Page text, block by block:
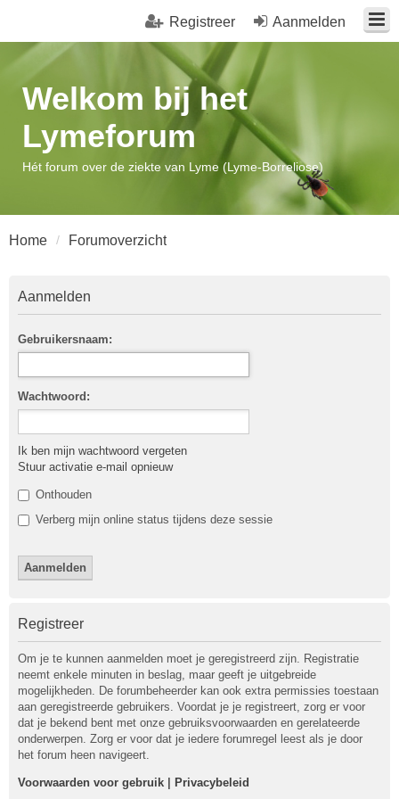
Aanmelden
Registreer
Welkom bij het
Lymeforum
Hét forum over de ziekte van Lyme (Lyme-Borreliose)
Home Forumoverzicht
Aanmelden
Gebruikersnaam:
Wachtwoord:
Ik ben mijn wachtwoord vergeten
Stuur activatie e-mail opnieuw
Onthouden
Verberg mijn online status tijdens deze sessie
Registreer
Om je te kunnen aanmelden moet je geregistreerd zijn. Registratie
neemt enkele minuten in beslag, maar geeft je uitgebreide
mogelijkheden. De forumbeheerder kan ook extra permissies toestaan
aan geregistreerde gebruikers. Voordat je je registreert, zorg er voor
dat je bekend bent met onze gebruiksvoorwaarden en gerelateerde
onderwerpen. Zorg er voor dat je iedere forumregel leest als je door
het forum heen navigeert.
Voorwaarden voor gebruik Privacybeleid